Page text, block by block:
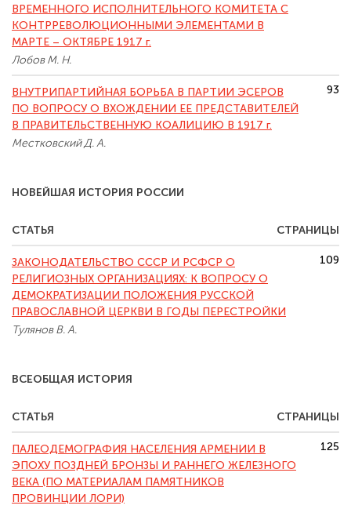
ВРЕМЕННОГО ИСПОЛНИТЕЛЬНОГО КОМИТЕТА С
КОНТРРЕВОЛЮЦИОННЫМИ ЭЛЕМЕНТАМИ В
МАРТЕ – ОКТЯБРЕ 1917 г.
Лобов М. Н.
ВНУТРИПАРТИЙНАЯ БОРЬБА В ПАРТИИ ЭСЕРОВ
ПО ВОПРОСУ О ВХОЖДЕНИИ ЕЕ ПРЕДСТАВИТЕЛЕЙ
В ПРАВИТЕЛЬСТВЕННУЮ КОАЛИЦИЮ В 1917 г.
Местковский Д. А.
93
НОВЕЙШАЯ ИСТОРИЯ РОССИИ
СТАТЬЯ СТРАНИЦЫ
ЗАКОНОДАТЕЛЬСТВО CCCР И РСФСР О
РЕЛИГИОЗНЫХ ОРГАНИЗАЦИЯХ: К ВОПРОСУ О
ДЕМОКРАТИЗАЦИИ ПОЛОЖЕНИЯ РУССКОЙ
ПРАВОСЛАВНОЙ ЦЕРКВИ В ГОДЫ ПЕРЕСТРОЙКИ
Тулянов В. А.
109
ВСЕОБЩАЯ ИСТОРИЯ
СТАТЬЯ СТРАНИЦЫ
ПАЛЕОДЕМОГРАФИЯ НАСЕЛЕНИЯ АРМЕНИИ В
ЭПОХУ ПОЗДНЕЙ БРОНЗЫ И РАННЕГО ЖЕЛЕЗНОГО
ВЕКА (ПО МАТЕРИАЛАМ ПАМЯТНИКОВ
ПРОВИНЦИИ ЛОРИ)
125